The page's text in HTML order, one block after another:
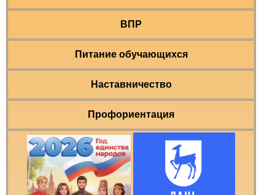
ВПР
Питание обучающихся
Наставничество
Профориентация